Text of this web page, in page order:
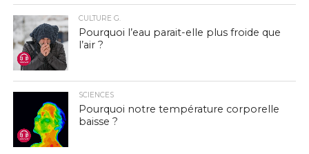
CULTURE G.
Pourquoi l’eau parait-elle plus froide que
l’air ?
SCIENCES
Pourquoi notre température corporelle
baisse ?